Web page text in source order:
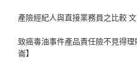
產險經紀人與直接業務員之比較
致癌毒油事件產品責任險不見得
崙】